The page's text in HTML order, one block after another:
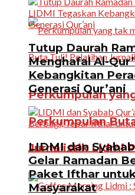
Perkumpulan
Perkumpulan
Jurnalistik Lidmi
Tutup Daurah
Menghafal Al-
Kebangkitan
Generasi Qur’ani
LIDMI dan
Gelar Ramadan
Paket Ifthar
Masyarakat